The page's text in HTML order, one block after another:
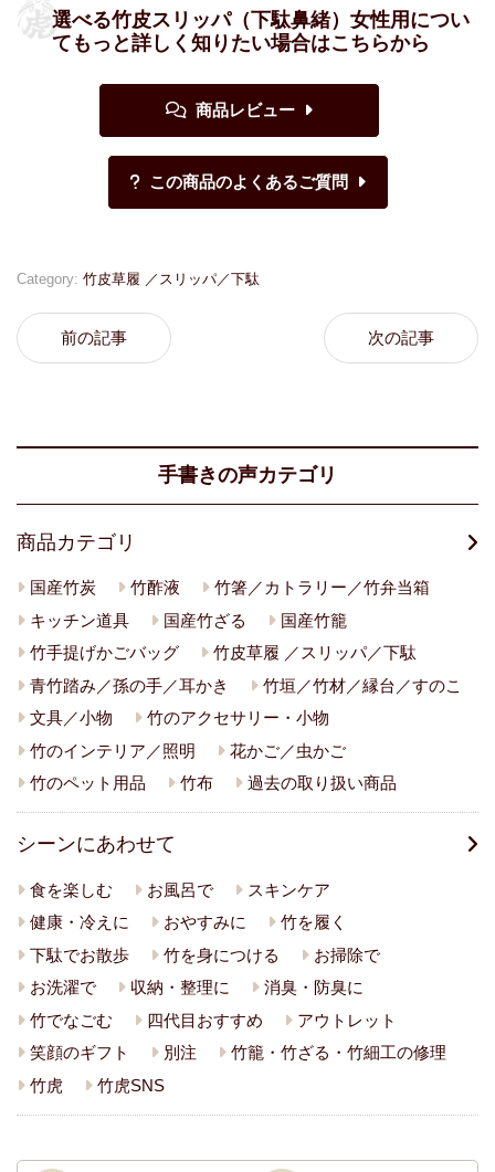
選べる竹皮スリッパ（下駄鼻緒）女性用につい
てもっと詳しく知りたい場合はこちらから
Category: 竹皮草履 ／スリッパ／下駄
前の記事 次の記事
手書きの声カテゴリ
商品カテゴリ
国産竹炭 竹酢液
竹箸／カトラリー／竹弁当箱
キッチン道具
国産竹ざる
国産竹籠
竹手提げかごバッグ
竹皮草履 ／スリッパ／下駄
青竹踏み／孫の手／耳かき
竹垣／竹材／縁台／すのこ
文具／小物
竹のアクセサリー・小物
竹のインテリア／照明
花かご／虫かご
竹のペット用品
竹布 過去の取り扱い商品
シーンにあわせて
食を楽しむ お風呂で
スキンケア
健康・冷えに
おやすみに
竹を履く
下駄でお散歩
竹を身につける
お掃除で
お洗濯で
収納・整理に
消臭・防臭に
竹でなごむ
四代目おすすめ
アウトレット
笑顔のギフト
別注
竹籠・竹ざる・竹細工の修理
竹虎
竹虎SNS